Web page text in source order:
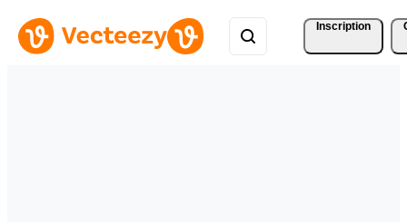
Inscription